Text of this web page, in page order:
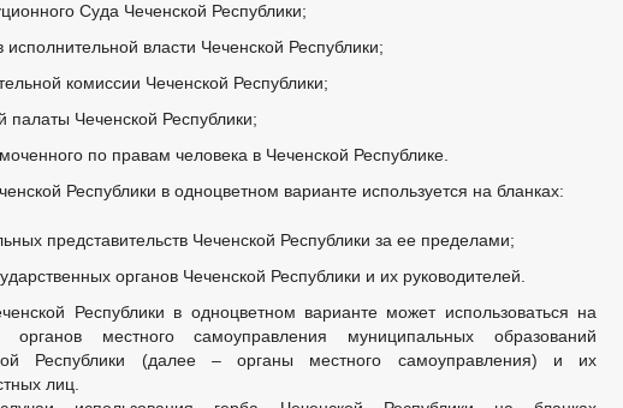
Суда Чеченской Республики;
исполнительной власти Чеченской Республики;
комиссии Чеченской Республики;
палаты Чеченской Республики;
по правам человека в Чеченской Республике.
Республики в одноцветном варианте используется на бланках:
представительств Чеченской Республики за ее пределами;
органов Чеченской Республики и их руководителей.
Республики в одноцветном варианте может использоваться на
органов местного самоуправления муниципальных образований
Республики (далее – органы местного самоуправления) и их
лиц.